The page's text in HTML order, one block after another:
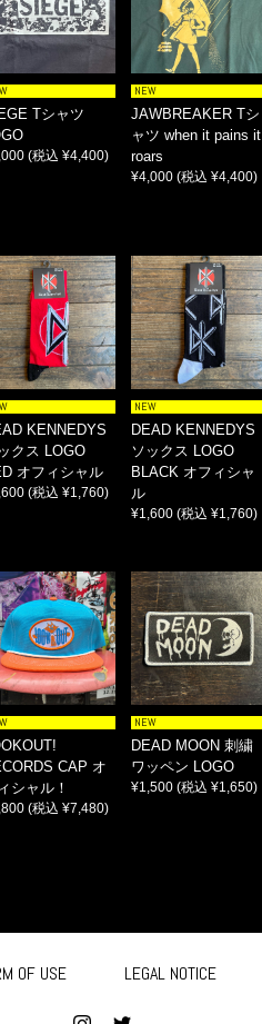
Tシャツ
(税込 ¥4,400)
NEW
JAWBREAKER Tシ
ャツ when it pains it
roars
¥4,000 (税込 ¥4,400)
KENNEDYS
クス LOGO
オフィシャル
(税込 ¥1,760)
NEW
DEAD KENNEDYS
ソックス LOGO
BLACK オフィシャ
ル
¥1,600 (税込 ¥1,760)
CAP オ
シャル！
(税込 ¥7,480)
NEW
DEAD MOON 刺繍
ワッペン LOGO
¥1,500 (税込 ¥1,650)
OF USE LEGAL NOTICE